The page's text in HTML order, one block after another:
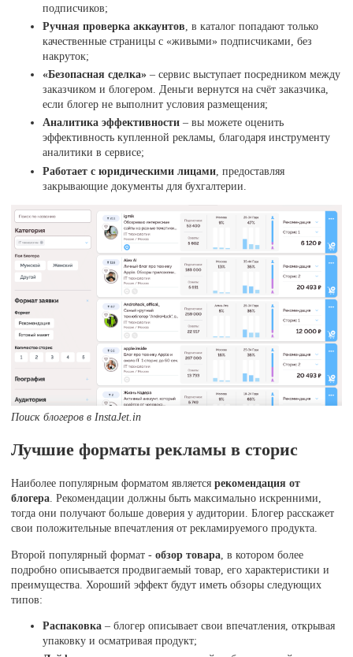
подписчиков;
Ручная проверка аккаунтов , в каталог попадают только
качественные страницы с «живыми» подписчиками, без
накруток;
«Безопасная сделка» – сервис выступает посредником между
заказчиком и блогером. Деньги вернутся на счёт заказчика,
если блогер не выполнит условия размещения;
Аналитика эффективности – вы можете оценить
эффективность купленной рекламы, благодаря инструменту
аналитики в сервисе;
Работает с юридическими лицами , предоставляя
закрывающие документы для бухгалтерии.
Поиск блогеров в InstaJet.in
Лучшие форматы рекламы в сторис
Наиболее популярным форматом являетсярекомендация от
блогера. Рекомендации должны быть максимально искренними,
тогда они получают больше доверия у аудитории. Блогер расскажет
свои положительные впечатления от рекламируемого продукта.
Второй популярный формат -обзор товара , в котором более
подробно описывается продвигаемый товар, его характеристики и
преимущества. Хороший эффект будут иметь обзоры следующих
типов:
Распаковка – блогер описывает свои впечатления, открывая
упаковку и осматривая продукт;